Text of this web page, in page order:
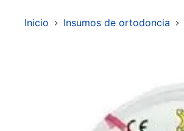
Inicio
Insumos de ortodoncia